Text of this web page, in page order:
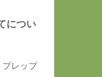
につい
プレップ